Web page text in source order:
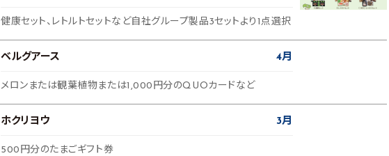
健康セット、レトルトセットなど自社グループ製品3セットより1点選択
ベルグアース 4月
メロンまたは観葉植物または1,000円分のQUOカードなど
ホクリヨウ 3月
500円分のたまごギフト券